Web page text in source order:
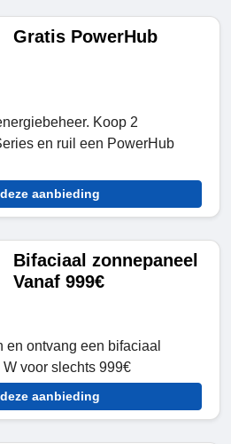
Gratis PowerHub
Koop 2
en ruil een PowerHub
aanbieding
Bifaciaal zonnepaneel
Vanaf 999€
en ontvang een bifaciaal
voor slechts 999€
aanbieding